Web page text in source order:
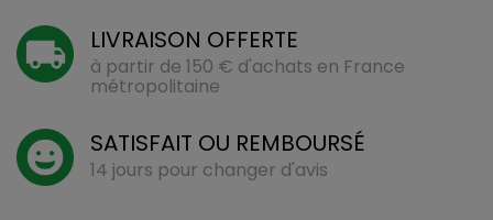
LIVRAISON OFFERTE
à partir de 150 € d'achats en France
métropolitaine
SATISFAIT OU REMBOURSÉ
14 jours pour changer d'avis